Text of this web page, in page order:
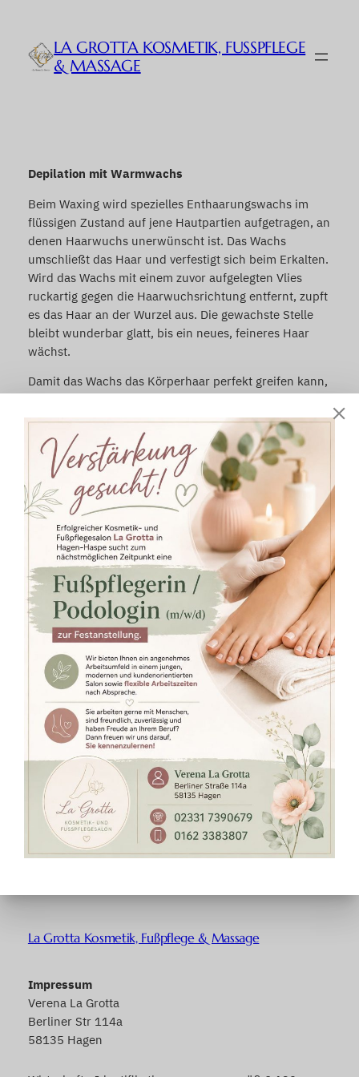
springenLA GROTTA KOSMETIK, FUSSPFLEGE &
MASSAGE
Depilation mit Warmwachs
Beim Waxing wird spezielles Enthaarungswachs im
flüssigen Zustand auf jene Hautpartien aufgetragen, an
denen Haarwuchs unerwünscht ist. Das Wachs
umschließt das Haar und verfestigt sich beim Erkalten.
Wird das Wachs mit einem zuvor aufgelegten Vlies
ruckartig gegen die Haarwuchsrichtung entfernt, zupft
es das Haar an der Wurzel aus. Die gewachste Stelle
bleibt wunderbar glatt, bis ein neues, feineres Haar
wächst.
Damit das Wachs das Körperhaar perfekt greifen kann,
mm lang wachsen zu lassen.
Unterschenkel 25 €
Oberschenkel 25 €
Komplettes Bein 45 €
Achseln 15 €
Rücken ab 30 €
Arme ab 25 €
Oberlippe/Kinn ab 10 €
Zurück zur Startseite
Termin Vereinbaren
La Grotta Kosmetik, Fußpflege & Massage
Impressum
Verena La Grotta
Berliner Str 114a
58135 Hagen